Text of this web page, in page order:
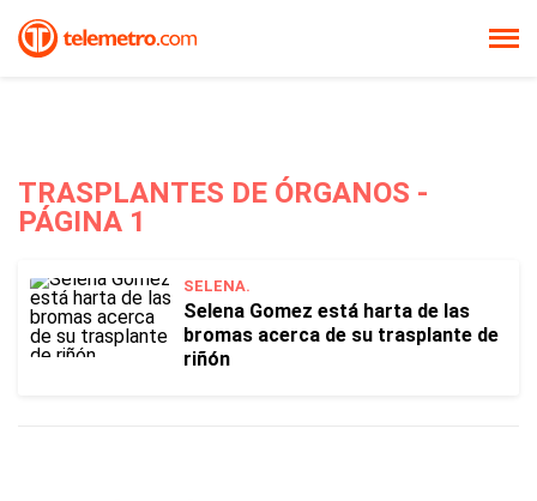
TRASPLANTES DE ÓRGANOS -
PÁGINA 1
SELENA.
Selena Gomez está harta de las
bromas acerca de su trasplante de
riñón